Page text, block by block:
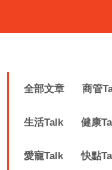
全部文章 商管
生活Talk 健康
愛寵Talk 快點